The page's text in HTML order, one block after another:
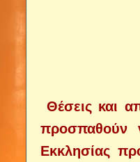
Θέσεις και
προσπαθούν
Εκκλησίας